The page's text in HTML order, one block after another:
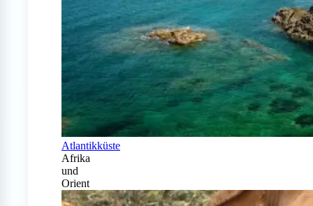
Atlantikküste
Afrika
und
Orient